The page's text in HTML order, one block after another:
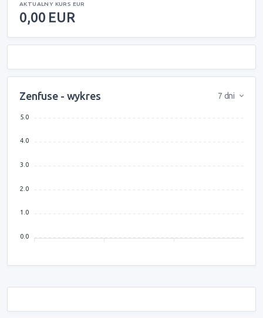
AKTUALNY KURS EUR
0,00 EUR
Zenfuse - wykres 7 dni
5.0
4.0
3.0
2.0
1.0
0.0